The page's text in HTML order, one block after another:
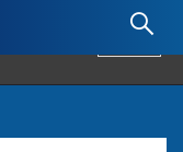
: Retour à l'accueil